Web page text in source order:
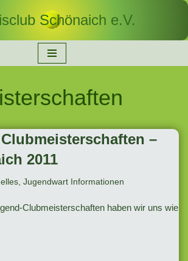
Schönaich e.V.
–
2011
, Jugendwart Informationen
Clubmeisterschaften haben wir uns wie